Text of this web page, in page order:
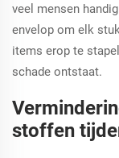
veel mensen
envelop om elk
items erop te
schade ontstaat.
stoffen